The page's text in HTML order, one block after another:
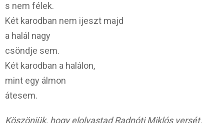
s nem félek.
Két karodban nem ijeszt majd
a halál nagy
csöndje sem.
Két karodban a halálon,
mint egy álmon
átesem.
Köszönjük, hogy elolvastad Radnóti Miklós versét.